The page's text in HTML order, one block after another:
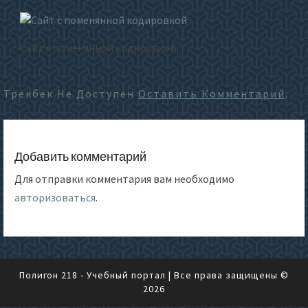
Сайт с поменянной кодировкой
Трекбек Не Доступен Оставить Комментарий .
Добавить комментарий
Для отправки комментария вам необходимо
авторизоваться.
Полигон 218 - Учебный портал | Все права защищены ©
2026